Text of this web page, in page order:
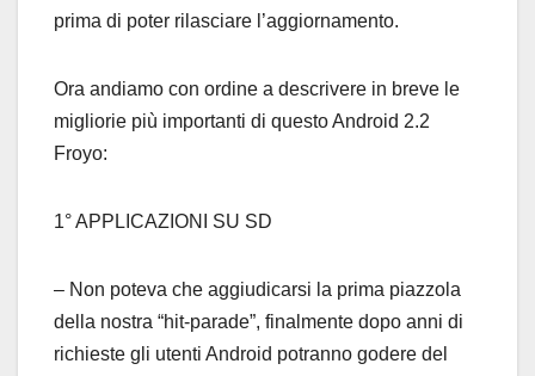
prima di poter rilasciare l’aggiornamento.
Ora andiamo con ordine a descrivere in breve le
migliorie più importanti di questo Android 2.2
Froyo:
1° APPLICAZIONI SU SD
– Non poteva che aggiudicarsi la prima piazzola
della nostra “hit-parade”, finalmente dopo anni di
richieste gli utenti Android potranno godere del